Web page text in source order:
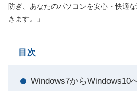
防ぎ、あなたのパソコンを安心・快適
きます。」
目次
Windows7からWindows10